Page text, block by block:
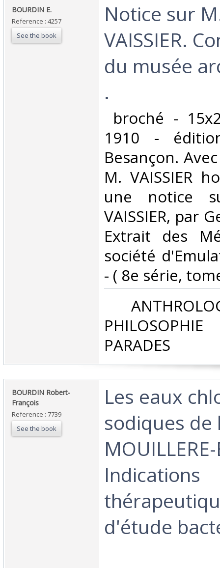
‎BOURDIN E.‎
Reference : 4257
See the book
‎Notice sur
VAISSIER.
du musée
.‎
broché -
1910 -
Besançon.
M. VAISSIER
une notice
VAISSIER, par
Extrait des
société
- ( 8e série,
PHILOSOPHIE
PARADES‎
‎BOURDIN Robert-
François‎
Reference : 7739
See the book
‎Les eaux
sodiques de
Indications
d'étude